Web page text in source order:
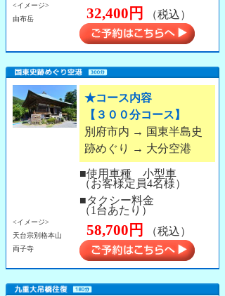
<イメージ>
由布岳
32,400円 （税込）
<イメージ>
天台宗別格本山
両子寺
★コース内容
【３００分コース】
別府市内 → 国東半島史
跡めぐり → 大分空港
■使用車種 小型車
（お客様定員4名様）
■タクシー料金
（1台あたり）
58,700円 （税込）